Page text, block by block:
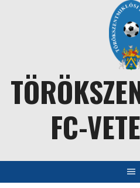
FC-